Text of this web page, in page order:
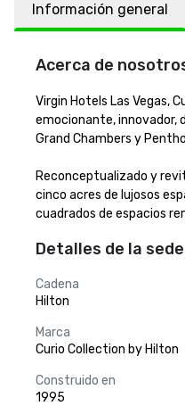
Información general
Acerca de
Virgin Hotels Las Vegas,
emocionante, innovador,
Grand Chambers y
Reconceptualizado y
cinco acres de lujosos
cuadrados de espacios
Detalles de la sede
Cadena
Hilton
Marca
Curio Collection by Hilton
Construido en
1995